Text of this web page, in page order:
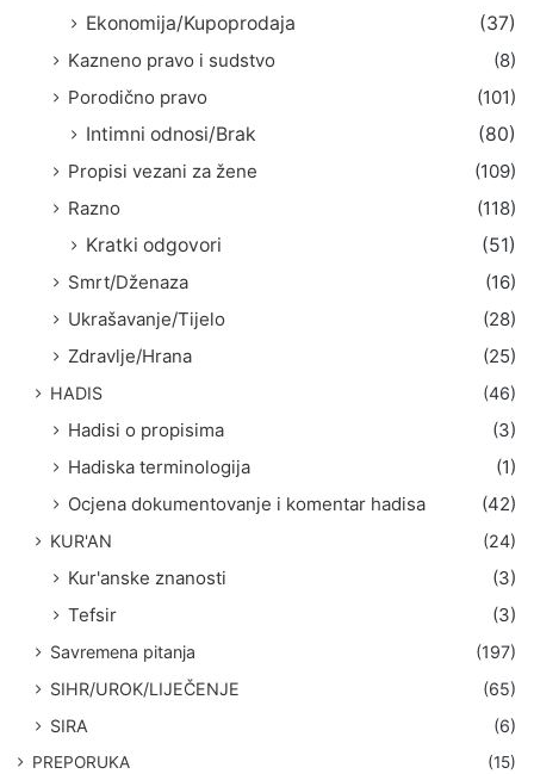
Ekonomija/Kupoprodaja
(37)
Kazneno pravo i sudstvo
(8)
Porodično pravo
(101)
Intimni odnosi/Brak
(80)
Propisi vezani za žene
(109)
Razno
(118)
Kratki odgovori
(51)
Smrt/Dženaza
(16)
Ukrašavanje/Tijelo
(28)
Zdravlje/Hrana
(25)
HADIS (46)
Hadisi o propisima
(3)
Hadiska terminologija
(1)
Ocjena dokumentovanje i komentar hadisa
(42)
KUR'AN (24)
Kur'anske znanosti
(3)
Tefsir
(3)
Savremena pitanja
(197)
SIHR/UROK/LIJEČENJE
(65)
SIRA
(6)
PREPORUKA (15)